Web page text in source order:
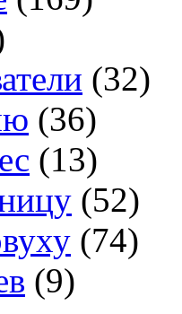
(32)
(36)
(13)
(52)
(74)
(9)